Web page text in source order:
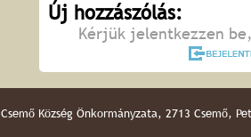
Új hozzászólás:
Kérjük jelentkezzen
Csemő Község Önkormányzata, 2713